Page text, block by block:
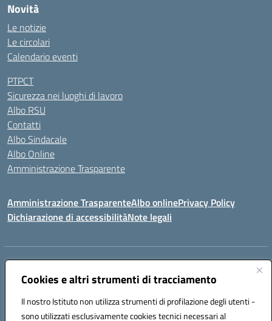
Cookies e altri strumenti di tracciamento
Il nostro Istituto non utilizza strumenti di profilazione degli utenti -
sono utilizzati esclusivamente cookies tecnici necessari al
Novità
Le notizie
Le circolari
Calendario eventi
PTPCT
Sicurezza nei luoghi di lavoro
Albo RSU
Contatti
Albo Sindacale
Albo Online
Amministrazione Trasparente
Amministrazione TrasparenteAlbo onlinePrivacy Policy
Dichiarazione di accessibilitàNote legali
Centralino:
Posta elettronica certificata (PEC):tpis02200a@pec.istruzione.it
Codice fiscale: 93066580817
Codice meccanografico:TPIS02200A